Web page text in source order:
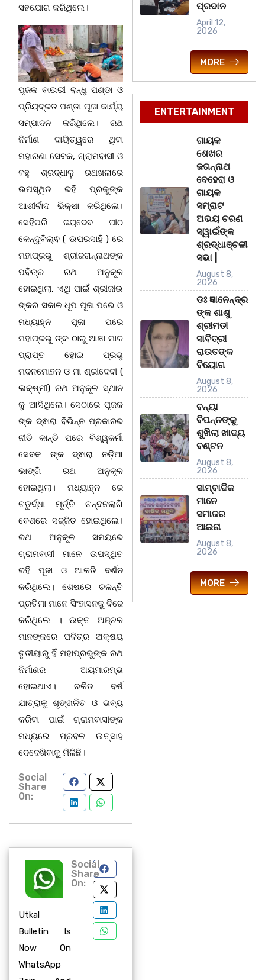
ସହଯୋଗ କରିଥିଲେ।
ପୂଜକ ବାଉରୀ ବନ୍ଧୁ ପଣ୍ଡା ଓ
ପ୍ରିୟବ୍ରତ ପଣ୍ଡା ପୂଜା କାର୍ଯ୍ୟ
ସମ୍ପାଦନ କରିଥିଲେ। ରଥ
ନିର୍ମାଣ ଦାୟିତ୍ୱରେ ଥିବା
ମହାରଣା ସେବକ, ଗ୍ରାମବାସୀ ଓ
ବହୁ ଶ୍ରଦ୍ଧାଳୁ ରଥଖଳାରେ
ଉପସ୍ଥିତ ରହି ପ୍ରଭୁଙ୍କ
ଆଶୀର୍ବାଦ ଭିକ୍ଷା କରିଥିଲେ।
ସେହିପରି ଜୟଦେବ ପୀଠ
କେନ୍ଦୁବିଲ୍ଵ ( ଉପରସାହି ) ରେ
ମହାପ୍ରଭୁ ଶ୍ରୀଜଗନ୍ନାଥଙ୍କ
ପବିତ୍ର ରଥ ଅନୁକୂଳ
ହୋଇଥିଲା, ଏଥି ପାଇଁ ଶ୍ରୀଜୀଉ
ଙ୍କର ସକାଳ ଧୂପ ପୂଜା ପରେ ଓ
ମଧ୍ୟାହ୍ନ ପୂଜା ପରେ
ମହାପ୍ରଭୁ ଙ୍କ ଠାରୁ ଆଜ୍ଞା ମାଳ
ପ୍ରାପ୍ତ ହୋଇ ପ୍ରଭୁ
ମଦନମୋହନ ଓ ମା ଶ୍ରୀଦେବୀ (
ଲକ୍ଷ୍ମୀ) ରଥ ଅନୁକୂଳ ସ୍ଥାନ
କୁ ଆସିଥିଲେ। ସେଠାରେ ପୂଜକ
ଙ୍କ ଦ୍ଵାରା ବିଭିନ୍ନ ପ୍ରକାରର
ନୀତି କାନ୍ତି ପରେ ବିଶ୍ୱକର୍ମା
ସେବକ ଙ୍କ ଦ୍ଵାରା ନଡ଼ିଆ
ଭାଙ୍ଗି ରଥ ଅନୁକୂଳ
ହୋଇଥିଲା। ମଧ୍ୟାହ୍ନ ରେ
ଚତୁର୍ଦ୍ଧା ମୂର୍ତ୍ତି ଚନ୍ଦନଲାଗି
ବେଶରେ ସଜ୍ଜିତ ହୋଇଥିଲେ।
ରଥ ଅନୁକୂଳ ସମୟରେ
ଗ୍ରାମବାସୀ ମାନେ ଉପସ୍ଥିତ
ରହି ପୂଜା ଓ ଆଳତି ଦର୍ଶନ
କରିଥିଲେ। ଶେଷରେ ଚଳନ୍ତି
ପ୍ରତିମା ମାନେ ସିଂହାସନକୁ ବିଜେ
କରିଥିଲେ । ଉକ୍ତ ଅଞ୍ଚଳ
ମାନଙ୍କରେ ପବିତ୍ର ଅକ୍ଷୟ
ତୃତୀୟାରୁ ହିଁ ମହାପ୍ରଭୁଙ୍କ ରଥ
ନିର୍ମାଣର ଅୟମାରମ୍ଭ
ହୋଇଥାଏ। ଚଳିତ ବର୍ଷ
ଯାତ୍ରାକୁ ଶୃଙ୍ଖଳିତ ଓ ଭବ୍ୟ
କରିବା ପାଇଁ ଗ୍ରାମବାସୀଙ୍କ
ମଧ୍ୟରେ ପ୍ରବଳ ଉତ୍ସାହ
ଦେଦେଖିବାକୁ ମିଳିଛି।
Social
Share
On:
Utkal
Bulletin Is
Now On
WhatsApp
Social
Share
On:
ପ୍ରଦାନ
April 12,
2026
MORE
ENTERTAINMENT
ଗାୟକ
ଶେଖର
ଜଗନ୍ନାଥ
ବେହେରା ଓ
ଗାୟକ
ସମ୍ରାଟ
ଅଭୟ ଚରଣ
ସ୍ୱାଇଁଙ୍କ
ଶ୍ରଦ୍ଧାଞ୍ଚଳୀ
ସଭା |
August 8,
2026
ଡଃ ଜ୍ଞାନେନ୍ଦ୍ର
ଙ୍କ ଶାଶୁ
ଶ୍ରୀମତୀ
ସାବିତ୍ରୀ
ରାଉତଙ୍କ
ବିୟୋଗ
August 8,
2026
ବନ୍ୟା
ବିପନ୍ନଙ୍କୁ
ଶୁଖିଲା ଖାଦ୍ୟ
ବଣ୍ଟନ
August 8,
2026
ସାମ୍ବାଦିକ
ମାନେ
ସମାଜର
ଆଇନା
August 8,
2026
MORE